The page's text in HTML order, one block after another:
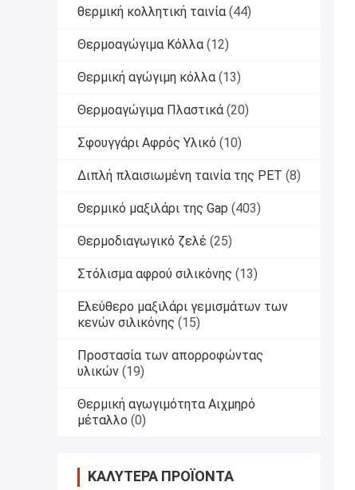
θερμική κολλητική ταινία (44)
Θερμοαγώγιμα Κόλλα (12)
Θερμική αγώγιμη κόλλα (13)
Θερμοαγώγιμα Πλαστικά (20)
Σφουγγάρι Αφρός Υλικό (10)
Διπλή πλαισιωμένη ταινία της PET (8)
Θερμικό μαξιλάρι της Gap (403)
Θερμοδιαγωγικό ζελέ (25)
Στόλισμα αφρού σιλικόνης (13)
Ελεύθερο μαξιλάρι γεμισμάτων των
κενών σιλικόνης (15)
Προστασία των απορροφώντας
υλικών (19)
Θερμική αγωγιμότητα Αιχμηρό
μέταλλο (0)
ΚΑΛΎΤΕΡΑ ΠΡΟΪΌΝΤΑ